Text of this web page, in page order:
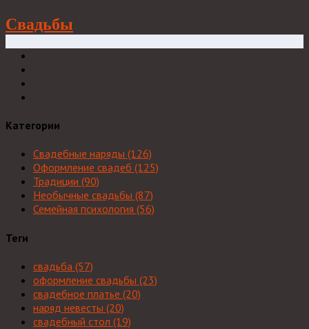
Свадьбы
Категории
Свадебные наряды (126)
Оформление свадеб (125)
Традиции (90)
Необычные свадьбы (87)
Семейная психология (56)
Теги
свадьба (57)
оформление свадьбы (23)
свадебное платье (20)
наряд невесты (20)
свадебный стол (19)